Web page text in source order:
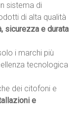
sistema di
di alta qualità
sicurezza e durata
i marchi più
tecnologica
dei citofoni e
e